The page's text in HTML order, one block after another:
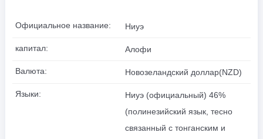
Официальное название: Ниуэ
капитал: Алофи
Валюта: Новозеландский доллар(NZD)
Языки:
Ниуэ (официальный) 46%
(полинезийский язык, тесно
связанный с тонганским и